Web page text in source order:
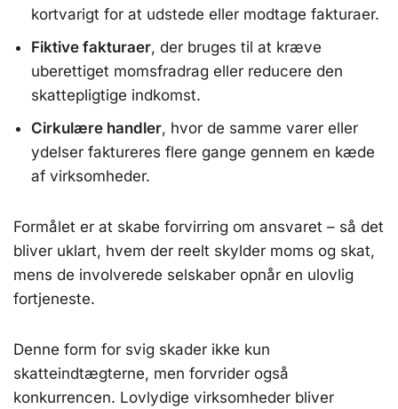
kortvarigt for at udstede eller modtage fakturaer.
Fiktive fakturaer, der bruges til at kræve
uberettiget momsfradrag eller reducere den
skattepligtige indkomst.
Cirkulære handler, hvor de samme varer eller
ydelser faktureres flere gange gennem en kæde
af virksomheder.
Formålet er at skabe forvirring om ansvaret – så det
bliver uklart, hvem der reelt skylder moms og skat,
mens de involverede selskaber opnår en ulovlig
fortjeneste.
Denne form for svig skader ikke kun
skatteindtægterne, men forvrider også
konkurrencen. Lovlydige virksomheder bliver